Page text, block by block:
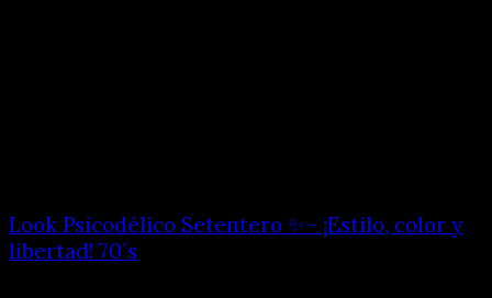
Look Psicodélico Setentero ✨– ¡Estilo, color y
libertad! 70´s